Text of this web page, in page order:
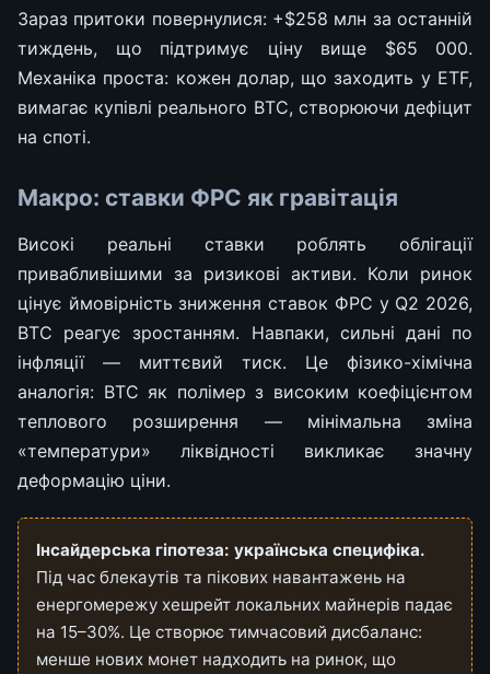
Зараз притоки повернулися: +$258 млн за останній
тиждень, що підтримує ціну вище $65 000.
Механіка проста: кожен долар, що заходить у ETF,
вимагає купівлі реального BTC, створюючи дефіцит
на споті.
Макро: ставки ФРС як гравітація
Високі реальні ставки роблять облігації
привабливішими за ризикові активи. Коли ринок
цінує ймовірність зниження ставок ФРС у Q2 2026,
BTC реагує зростанням. Навпаки, сильні дані по
інфляції — миттєвий тиск. Це фізико-хімічна
аналогія: BTC як полімер з високим коефіцієнтом
теплового розширення — мінімальна зміна
«температури» ліквідності викликає значну
деформацію ціни.
Інсайдерська гіпотеза: українська специфіка.
Під час блекаутів та пікових навантажень на
енергомережу хешрейт локальних майнерів падає
на 15–30%. Це створює тимчасовий дисбаланс:
менше нових монет надходить на ринок, що